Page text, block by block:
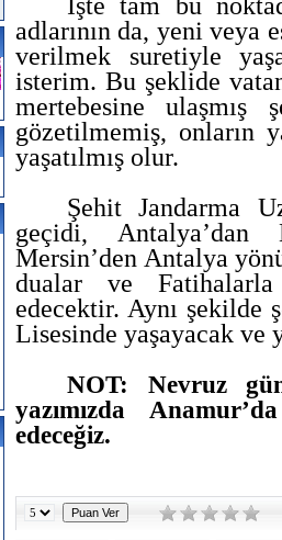
adlarının da, yeni veya
verilmek suretiyle
isterim. Bu şeklide
mertebesine ulaşmış
gözetilmemiş, onların
yaşatılmış olur.
Şehit Jandarma
geçidi,
Mersin’den Antalya
dualar ve
edecektir. Aynı şekilde
Lisesinde yaşayacak ve
NOT: Nevruz
yazımızda
edeceğiz.